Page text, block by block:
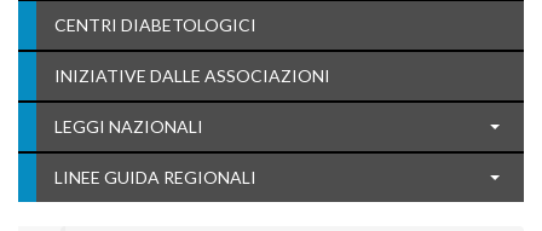
CENTRI DIABETOLOGICI
INIZIATIVE DALLE ASSOCIAZIONI
LEGGI NAZIONALI
LINEE GUIDA REGIONALI